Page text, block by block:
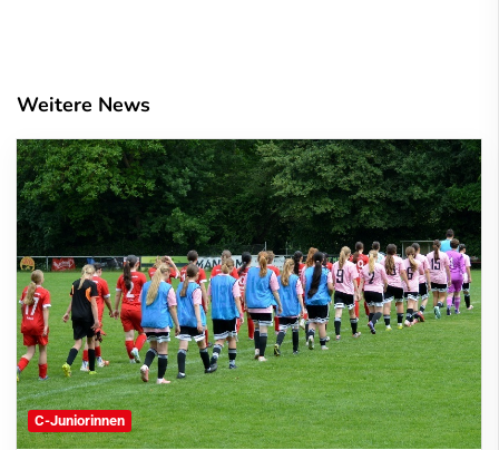
Weitere News
C-Juniorinnen